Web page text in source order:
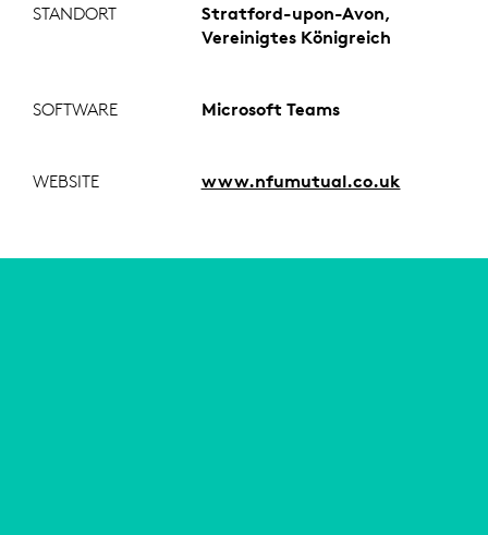
STANDORT
Stratford-upon-Avon,
Vereinigtes Königreich
SOFTWARE Microsoft Teams
WEBSITE www.nfumutual.co.uk